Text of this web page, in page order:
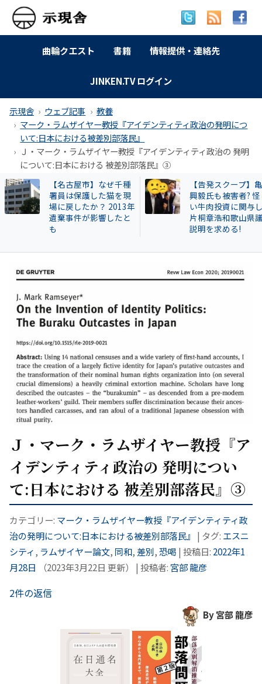
曲輪クエスト 書籍 情報提供・連絡先
JINKEN.TV ログイン
示現舎 ウェブ記事
教養
マーク・ラムザイヤー教授『アイデンティティ政治の発明につ
いて:日本における被差別部落民』
Ｊ・マーク・ラムザイヤー教授『アイデンティティ政治の 発明
について:日本における 被差別部落民』③
【告発スクープ】亀田
興毅氏も被害者? 怪し
い牛肉投資に関与した
片桐章浩和歌山県議に
説明を求める!
【岐南町】セクハ
動その後 議員全員
〝謎ルール〟導入
会は混乱！現町長
撃すると…
Ｊ・マーク・ラムザイヤー教授『ア
イデンティティ政治の 発明につい
て:日本における 被差別部落民』③
カテゴリー: マーク・ラムザイヤー教授『アイデンティティ政
治の発明について:日本における被差別部落民』 | タグ: エスニ
シティ, ラムザイヤー論文, 同和,差別,恐喝 | 投稿日: 2022年1
月28日
（2023年3月22日 更新） | 投稿者: 宮部 龍彦
2件の返信
By 宮部 龍彦